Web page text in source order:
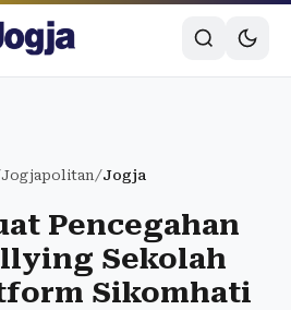
Jogjapolitan/Jogja
Pencegahan
Sekolah
Sikomhati